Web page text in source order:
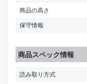
商品の高さ
保守情報
商品スペック情報
読み取り方式